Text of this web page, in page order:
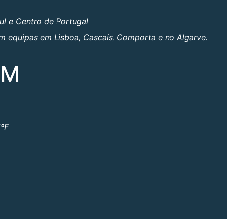
e Centro de Portugal
equipas em Lisboa, Cascais, Comporta e no Algarve.